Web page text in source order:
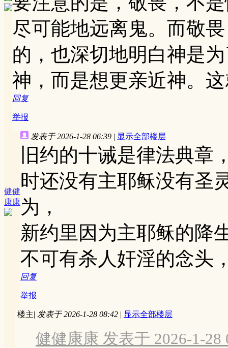
尽可能地远离鬼。而敬
的，也深切地明白神是
神，而是想更亲近神。
回复
举报
健健
康康
发表于 2026-1-28 06:39 | 显示全部楼层
旧约的十诫是律法典章
时还没有主耶稣没有圣
为，
新约里因为主耶稣的降
不可有杀人奸淫的念头
回复
举报
楼主| 发表于 2026-1-28 08:42 | 显示全部楼层
健健康康 发表于 2026-1-28